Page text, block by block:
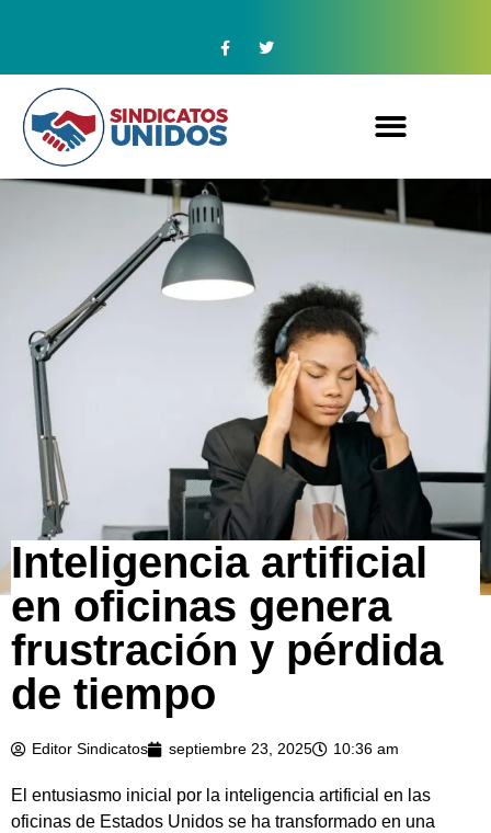
Inteligencia artificial
en oficinas genera
frustración y pérdida
de tiempo
Editor Sindicatos septiembre 23, 2025 10:36 am
El entusiasmo inicial por la inteligencia artificial en las
oficinas de Estados Unidos se ha transformado en una